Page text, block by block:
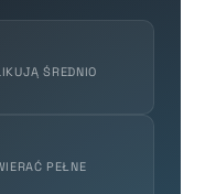
ŚREDNIO
PEŁNE